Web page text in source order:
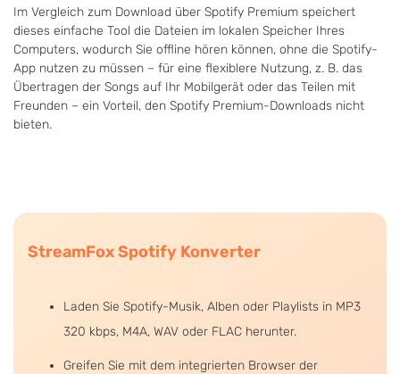
Im Vergleich zum Download über Spotify Premium speichert
dieses einfache Tool die Dateien im lokalen Speicher Ihres
Computers, wodurch Sie offline hören können, ohne die Spotify-
App nutzen zu müssen – für eine flexiblere Nutzung, z. B. das
Übertragen der Songs auf Ihr Mobilgerät oder das Teilen mit
Freunden – ein Vorteil, den Spotify Premium-Downloads nicht
bieten.
StreamFox Spotify Konverter
Laden Sie Spotify-Musik, Alben oder Playlists in MP3
320 kbps, M4A, WAV oder FLAC herunter.
Greifen Sie mit dem integrierten Browser der